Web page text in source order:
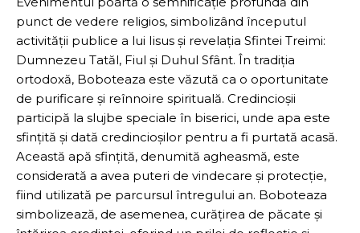
punct de vedere religios, simbolizând începutul
activității publice a lui Iisus și revelația Sfintei Treimi:
Dumnezeu Tatăl, Fiul și Duhul Sfânt. În tradiția
ortodoxă, Boboteaza este văzută ca o oportunitate
de purificare și reînnoire spirituală. Credincioșii
participă la slujbe speciale în biserici, unde apa este
sfințită și dată credincioșilor pentru a fi purtată acasă.
Această apă sfințită, denumită agheasmă, este
considerată a avea puteri de vindecare și protecție,
fiind utilizată pe parcursul întregului an. Boboteaza
simbolizează, de asemenea, curățirea de păcate și